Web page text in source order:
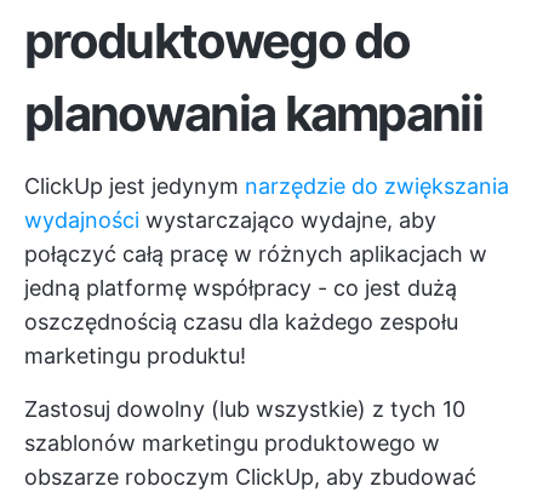
produktowego do
planowania kampanii
ClickUp jest jedynym narzędzie do zwiększania
wydajności wystarczająco wydajne, aby
połączyć całą pracę w różnych aplikacjach w
jedną platformę współpracy - co jest dużą
oszczędnością czasu dla każdego zespołu
marketingu produktu!
Zastosuj dowolny (lub wszystkie) z tych 10
szablonów marketingu produktowego w
obszarze roboczym ClickUp, aby zbudować